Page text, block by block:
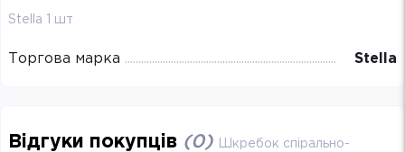
Stella 1 шт
Торгова марка Stella
Відгуки покупців (0) Шкребок спірально-